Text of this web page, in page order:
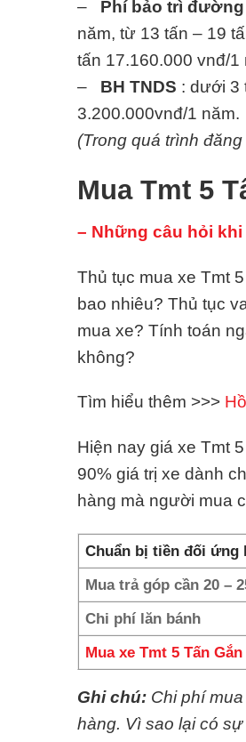
– Phí bảo trì
năm, từ 13 tấn – 19
tấn 17.160.000 vnđ/1
– BH TNDS : dưới 3
3.200.000vnđ/1 năm.
(Trong quá trình
Mua Tmt 5
– Những câu hỏi
Thủ tục mua xe Tmt
bao nhiêu? Thủ tục
mua xe? Tính toán
không?
Tìm hiểu thêm >>>
Hiện nay giá xe Tmt
90% giá trị xe dành
hàng mà người mua
Chuẩn bị tiền đối ứng
Mua trả góp cần 20 –
Chi phí lăn bánh
Mua xe Tmt 5 Tấn
Ghi chú: Chi phí
hàng. Vì sao lại có